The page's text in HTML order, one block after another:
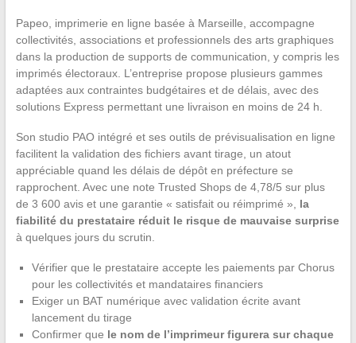
Papeo, imprimerie en ligne basée à Marseille, accompagne
collectivités, associations et professionnels des arts graphiques
dans la production de supports de communication, y compris les
imprimés électoraux. L’entreprise propose plusieurs gammes
adaptées aux contraintes budgétaires et de délais, avec des
solutions Express permettant une livraison en moins de 24 h.
Son studio PAO intégré et ses outils de prévisualisation en ligne
facilitent la validation des fichiers avant tirage, un atout
appréciable quand les délais de dépôt en préfecture se
rapprochent. Avec une note Trusted Shops de 4,78/5 sur plus
de 3 600 avis et une garantie « satisfait ou réimprimé », la
fiabilité du prestataire réduit le risque de mauvaise surprise
à quelques jours du scrutin.
Vérifier que le prestataire accepte les paiements par Chorus
pour les collectivités et mandataires financiers
Exiger un BAT numérique avec validation écrite avant
lancement du tirage
Confirmer que le nom de l’imprimeur figurera sur chaque